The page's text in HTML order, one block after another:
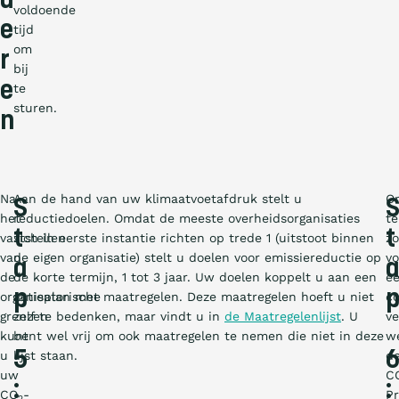
e
r
e
n
voldoende
tijd
om
bij
te
sturen.
Na
het
vaststellen
van
de
organisatorische
grenzen
kunt
u
uw
CO -
S
t
a
p
5
:
Aan de hand van uw klimaatvoetafdruk stelt u
reductiedoelen. Omdat de meeste overheidsorganisaties
zich in eerste instantie richten op trede 1 (uitstoot binnen
de eigen organisatie) stelt u doelen voor emissiereductie op
de korte termijn, 1 tot 3 jaar. Uw doelen koppelt u aan een
actieplan met maatregelen. Deze maatregelen hoeft u niet
zelf te bedenken, maar vindt u in de Maatregelenlijst. U
bent wel vrij om ook maatregelen te nemen die niet in deze
lijst staan.
S
t
a
p
6
:
te